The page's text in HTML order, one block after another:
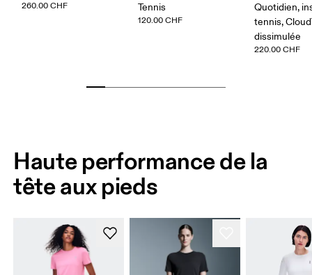
260.00 CHF Tennis
120.00 CHF
Quotidien,
tennis,
dissimulée
220.00 CHF
Haute performance de la
tête aux pieds